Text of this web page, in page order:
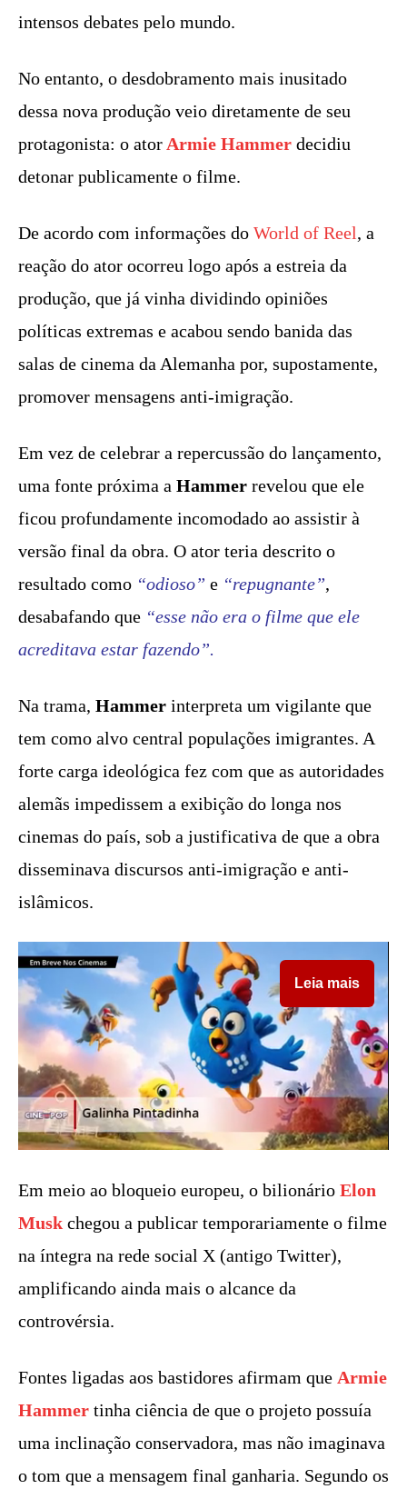
intensos debates pelo mundo.
No entanto, o desdobramento mais inusitado
dessa nova produção veio diretamente de seu
protagonista: o ator Armie Hammer decidiu
detonar publicamente o filme.
De acordo com informações do World of Reel, a
reação do ator ocorreu logo após a estreia da
produção, que já vinha dividindo opiniões
políticas extremas e acabou sendo banida das
salas de cinema da Alemanha por, supostamente,
promover mensagens anti-imigração.
Em vez de celebrar a repercussão do lançamento,
uma fonte próxima a Hammer revelou que ele
ficou profundamente incomodado ao assistir à
versão final da obra. O ator teria descrito o
resultado como “odioso” e “repugnante”,
desabafando que “esse não era o filme que ele
acreditava estar fazendo”.
Na trama, Hammer interpreta um vigilante que
tem como alvo central populações imigrantes. A
forte carga ideológica fez com que as autoridades
alemãs impedissem a exibição do longa nos
cinemas do país, sob a justificativa de que a obra
disseminava discursos anti-imigração e anti-
islâmicos.
Leia mais
Em meio ao bloqueio europeu, o bilionário Elon
Musk chegou a publicar temporariamente o filme
na íntegra na rede social X (antigo Twitter),
amplificando ainda mais o alcance da
controvérsia.
Fontes ligadas aos bastidores afirmam que Armie
Hammer tinha ciência de que o projeto possuía
uma inclinação conservadora, mas não imaginava
o tom que a mensagem final ganharia. Segundo os